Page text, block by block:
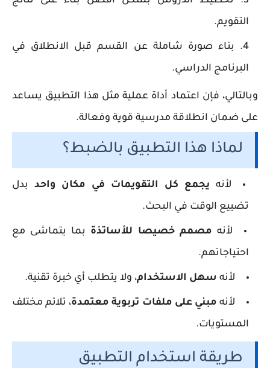
التقويم.
بناء صورة شاملة عن القسم قبل الانطلاق في
البرنامج الدراسي.
وبالتالي، فإن اعتماد أداة عملية مثل هذا التطبيق يساعد
على ضمان انطلاقة مدرسية قوية وفعالة.
لماذا هذا التطبيق بالضبط؟
لأنه يجمع كل التقويمات في مكان واحد بدل
تضييع الوقت في البحث.
لأنه مصمم خصيصا للأساتذة بما يتماشى مع
احتياجاتهم.
لأنه سهل الاستخدام، ولا يتطلب أي خبرة تقنية.
لأنه مبني على ملفات تربوية معتمدة، تلائم مختلف
المستويات.
طريقة استخدام التطبيق